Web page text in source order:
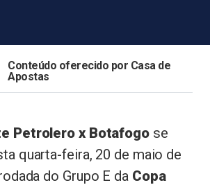
Conteúdo oferecido por Casa de
Apostas
Petrolero x Botafogose
quarta-feira, 20 de maio de
do Grupo E da Copa